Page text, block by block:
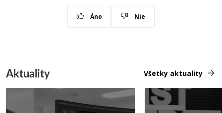
Áno Nie
Aktuality Všetky aktuality